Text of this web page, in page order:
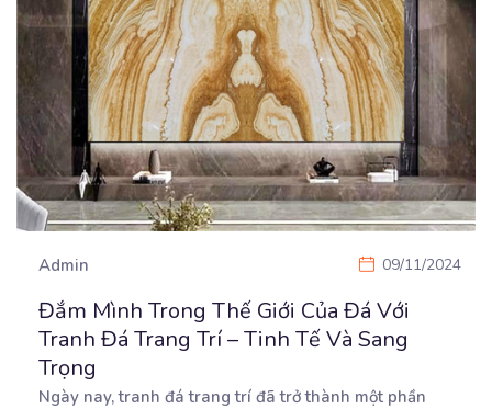
Admin 09/11/2024
Đắm Mình Trong Thế Giới Của Đá Với
Tranh Đá Trang Trí – Tinh Tế Và Sang
Trọng
Ngày nay, tranh đá trang trí đã trở thành một phần